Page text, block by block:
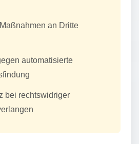
an Dritte
automatisierte
bei rechtswidriger